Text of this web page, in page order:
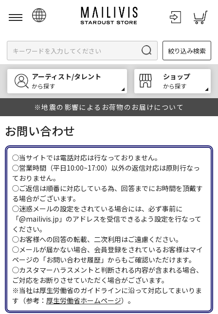
English
한국어
中文
絞り込み検索
アーティスト/タレント
から探す
ショップ
から探す
※地震の影響によるお荷物のお届けについて
お問い合わせ
◯当サイトでは電話対応は行なっておりません。
◯営業時間（平日10:00~17:00）以外の返信対応は原則行なっ
ておりません。
◯ご返信は順番に対応している為、回答までにお時間を頂戴す
る場合がございます。
◯迷惑メールの設定をされている場合には、必ず事前に
「@mailivis.jp」のアドレスを受信できるよう設定を行なって
ください。
◯お客様への回答の転載、二次利用はご遠慮ください。
◯メールが届かない場合、会員登録をされているお客様はマイ
ページの「お問い合わせ履歴」からもご確認いただけます。
◯カスタマーハラスメントと判断される内容が含まれる場合、
ご対応をお断りさせていただく場合がございます。
※当社は厚生労働省のガイドラインに沿って対応してまいりま
す（参考： 厚生労働省ホームページ）。